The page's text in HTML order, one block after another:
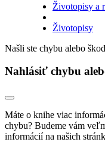
Životopisy a
Životopisy
Našli ste chybu alebo
Nahlásiť chybu
Máte o knihe viac
chybu? Budeme vám
informácií na našich